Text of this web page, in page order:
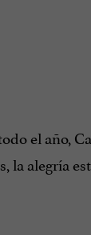
el año,
la alegría